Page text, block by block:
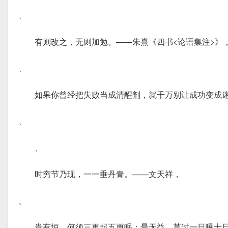
、
有则改之，无则加勉。——朱熹《四书<论语集注>》，
、
如果你曾经把失败当成清醒剂，就千万别让成功变成迷
、
、
时穷节乃现，一一垂丹青。——文天祥，
、